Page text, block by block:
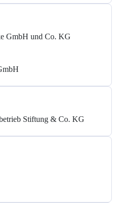
GmbH und Co. KG
Stiftung & Co. KG